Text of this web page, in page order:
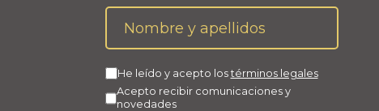
He leído y acepto los términos legales
Acepto recibir comunicaciones y
novedades